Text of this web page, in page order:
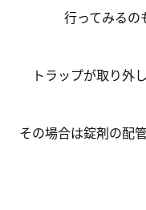
行ってみるの
トラップが取り外
その場合は錠剤の配